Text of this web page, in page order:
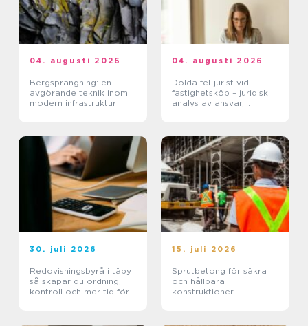
04. augusti 2026
Bergsprängning: en
avgörande teknik inom
modern infrastruktur
04. augusti 2026
Dolda fel-jurist vid
fastighetsköp – juridisk
analys av ansvar,
30. juli 2026
Redovisningsbyrå i täby
så skapar du ordning,
kontroll och mer tid för
15. juli 2026
Sprutbetong för säkra
och hållbara
konstruktioner